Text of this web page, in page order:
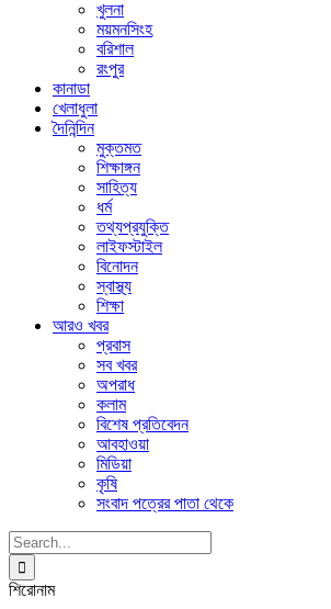
খুলনা
ময়মনসিংহ
বরিশাল
রংপুর
কানাডা
খেলাধুলা
দৈনিন্দিন
মুক্তমত
শিক্ষাঙ্গন
সাহিত্য
ধর্ম
তথ্যপ্রযুক্তি
লাইফস্টাইল
বিনোদন
স্বাস্থ্য
শিক্ষা
আরও খবর
প্রবাস
সব খবর
অপরাধ
কলাম
বিশেষ প্রতিবেদন
আবহাওয়া
মিডিয়া
কৃষি
সংবাদ পত্রের পাতা থেকে
Search
for:
শিরোনাম